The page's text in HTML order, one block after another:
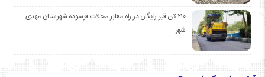
۲۱۰ تن قیر رایگان در راه معابر محلات فرسوده شهرستان مهدی
شهر